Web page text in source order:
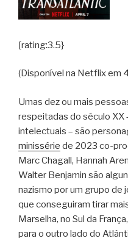
[rating:3.5}
(Disponível na Netflix em
Umas dez ou mais
respeitadas do século XX
intelectuais – são
minissérie de 2023 co-
Marc Chagall, Hannah
Walter Benjamin são
nazismo por um grupo de
que conseguiram tirar
Marselha, no Sul da
para o outro lado do